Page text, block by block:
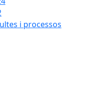
i processos